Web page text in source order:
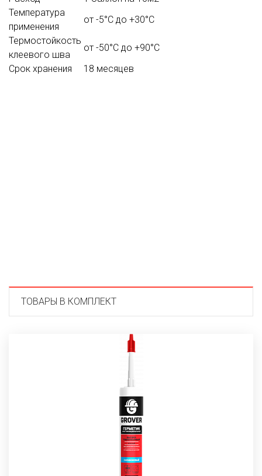
Температура
применения
от -5°С до +30°С
Термостойкость
клеевого шва
от -50°С до +90°С
Срок хранения
18 месяцев
ТОВАРЫ В КОМПЛЕКТ